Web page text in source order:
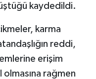
kaydedildi.
karma
reddi,
erişim
rağmen